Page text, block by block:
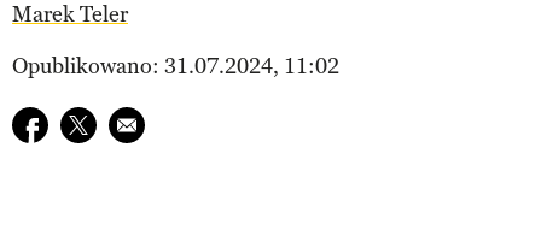
Marek Teler
Opublikowano: 31.07.2024, 11:02
Udostępnij na facebook
Udostępnij na twitter
E-mail do przyjaciela